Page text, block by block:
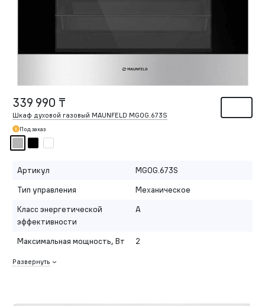
339 990 ₸
Шкаф духовой газовый MAUNFELD MGOG.673S
Под заказ
Артикул
MGOG.673S
Тип управления
Механическое
Класс энергетической
эффективности
A
Максимальная мощность, Вт 2
Развернуть